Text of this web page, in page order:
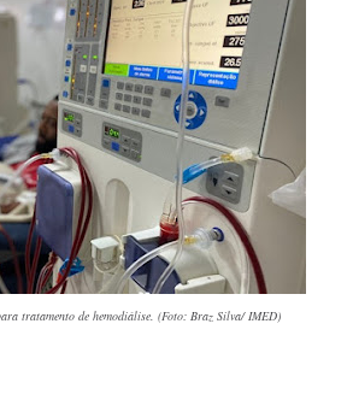
tratamento de hemodiálise. (Foto: Braz Silva/ IMED)